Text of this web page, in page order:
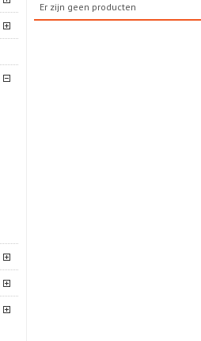
Er zijn geen producten